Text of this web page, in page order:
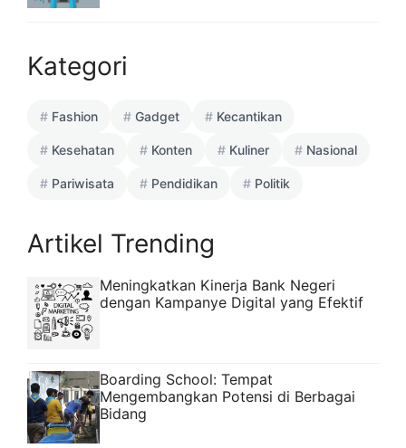
Kategori
Fashion Gadget Kecantikan
Kesehatan Konten Kuliner Nasional
Pariwisata Pendidikan Politik
Artikel Trending
Meningkatkan Kinerja Bank Negeri
dengan Kampanye Digital yang Efektif
Boarding School: Tempat
Mengembangkan Potensi di Berbagai
Bidang